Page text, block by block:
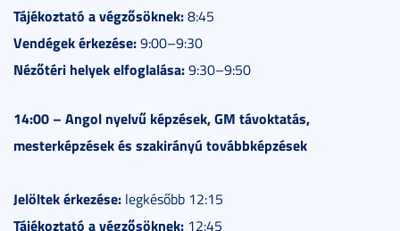
Tájékoztató a végzősöknek:8:45
Vendégek érkezése:9:00–9:30
Nézőtéri helyek elfoglalása:9:30–9:50
14:00 – Angol nyelvű képzések, GM távoktatás,
mesterképzések és szakirányú továbbképzések
Jelöltek érkezése: legkésőbb 12:15
Tájékoztató a végzősöknek: 12:45